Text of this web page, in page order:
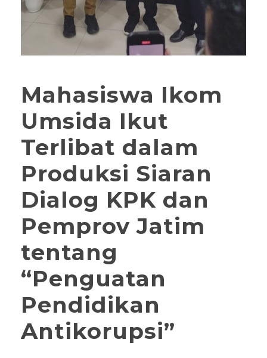
Mahasiswa Ikom
Umsida Ikut
Terlibat dalam
Produksi Siaran
Dialog KPK dan
Pemprov Jatim
tentang
“Penguatan
Pendidikan
Antikorupsi”